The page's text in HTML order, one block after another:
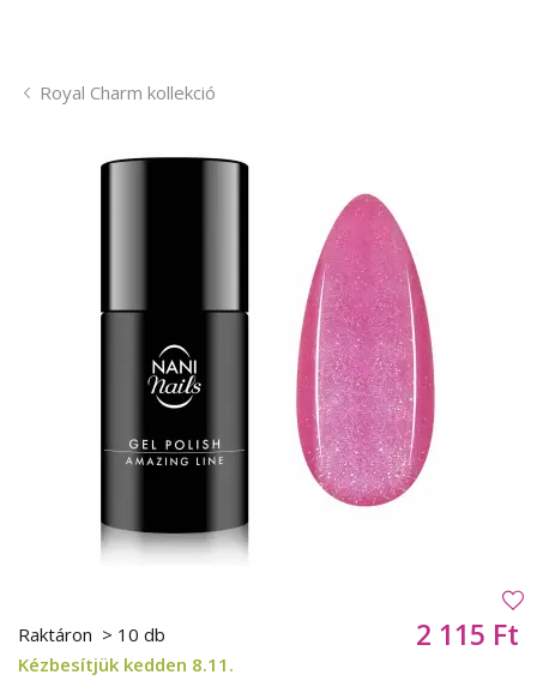
Royal Charm kollekció
Raktáron > 10 db
Kézbesítjük kedden 8.11.
2 115 Ft